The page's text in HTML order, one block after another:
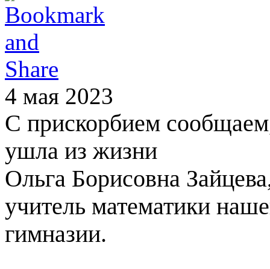
4 мая 2023
С прискорбием
ушла из жизни
Ольга Борисовна
учитель математики
гимназии.